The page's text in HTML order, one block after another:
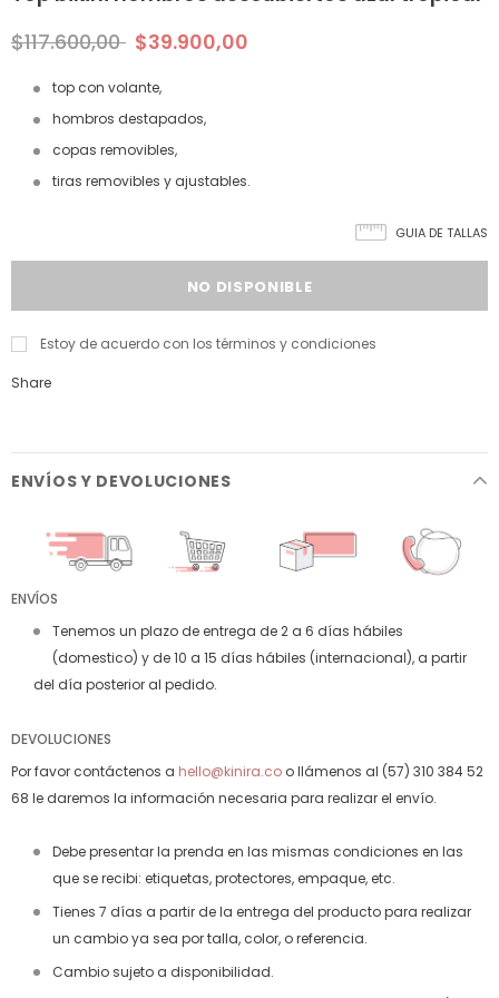
$117.600,00 $39.900,00
top con volante,
hombros destapados,
copas removibles,
tiras removibles y ajustables.
GUIA DE TALLAS
Estoy de acuerdo con los términos y condiciones
Share
ENVÍOS Y DEVOLUCIONES
ENVÍOS
Tenemos un plazo de entrega de 2 a 6 días hábiles
(domestico) y de 10 a 15 días hábiles (internacional), a partir
del día posterior al pedido.
DEVOLUCIONES
Por favor contáctenos a hello@kinira.co o llámenos al (57) 310 384 52
68 le daremos la información necesaria para realizar el envío.
Debe presentar la prenda en las mismas condiciones en las
que se recibi: etiquetas, protectores, empaque, etc.
Tienes 7 días a partir de la entrega del producto para realizar
un cambio ya sea por talla, color, o referencia.
Cambio sujeto a disponibilidad.